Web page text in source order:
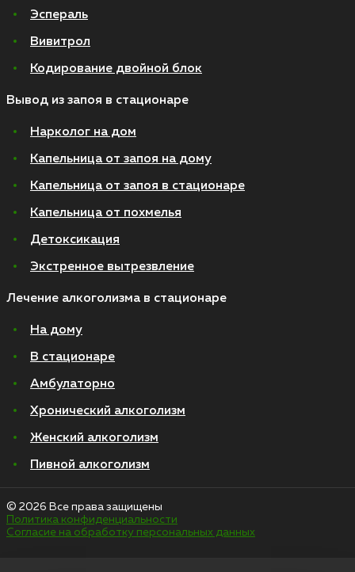
Эспераль
Вивитрол
Кодирование двойной блок
Вывод из запоя в стационаре
Нарколог на дом
Капельница от запоя на дому
Капельница от запоя в стационаре
Капельница от похмелья
Детоксикация
Экстренное вытрезвление
Лечение алкоголизма в стационаре
На дому
В стационаре
Амбулаторно
Хронический алкоголизм
Женский алкоголизм
Пивной алкоголизм
© 2026 Все права защищены
Политика конфиденциальности
Согласие на обработку персональных данных